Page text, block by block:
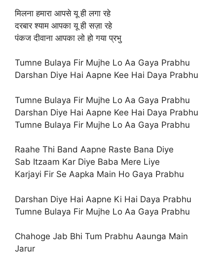
मिलना हमारा आपसे यू ही लगा रहे
दरबार श्याम आपका यू ही सज़ा रहे
पंकज दीवाना आपका लो हो गया प्रभु
Tumne Bulaya Fir Mujhe Lo Aa Gaya Prabhu
Darshan Diye Hai Aapne Kee Hai Daya Prabhu
Tumne Bulaya Fir Mujhe Lo Aa Gaya Prabhu
Darshan Diye Hai Aapne Kee Hai Daya Prabhu
Tumne Bulaya Fir Mujhe Lo Aa Gaya Prabhu
Raahe Thi Band Aapne Raste Bana Diye
Sab Itzaam Kar Diye Baba Mere Liye
Karjayi Fir Se Aapka Main Ho Gaya Prabhu
Darshan Diye Hai Aapne Ki Hai Daya Prabhu
Tumne Bulaya Fir Mujhe Lo Aa Gaya Prabhu
Chahoge Jab Bhi Tum Prabhu Aaunga Main
Jarur